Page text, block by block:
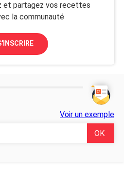
et partagez vos recettes
la communauté
Voir un exemple